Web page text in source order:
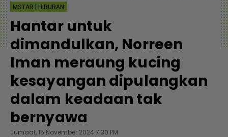
MSTAR | HIBURAN
Hantar untuk
dimandulkan, Norreen
Iman meraung kucing
kesayangan dipulangkan
dalam keadaan tak
bernyawa
Jumaat, 15 November 2024 7:30 PM